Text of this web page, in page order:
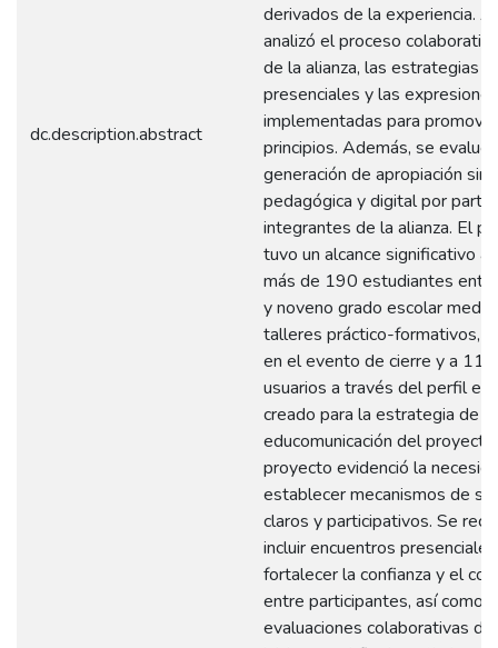
dc.description.abstract
derivados de la experiencia.
analizó el proceso
de la alianza, las estrategias
presenciales y las
implementadas para
principios. Además, se evaluó
generación de apropiación
pedagógica y digital por
integrantes de la alianza. El
tuvo un alcance significativo
más de 190 estudiantes
y noveno grado escolar
talleres práctico-formativos,
en el evento de cierre y a
usuarios a través del perfil en
creado para la estrategia de
educomunicación del
proyecto evidenció la
establecer mecanismos de
claros y participativos. Se
incluir encuentros
fortalecer la confianza y el
entre participantes, así como
evaluaciones colaborativas